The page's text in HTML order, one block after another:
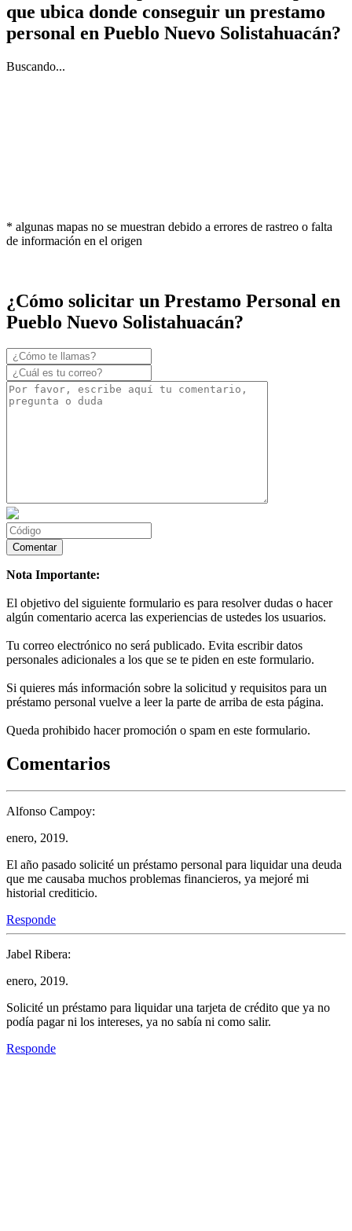
que ubica donde conseguir un prestamo
personal en Pueblo Nuevo Solistahuacán?
Buscando...
* algunas mapas no se muestran debido a errores de rastreo o falta
de información en el origen
¿Cómo solicitar un Prestamo Personal en
Pueblo Nuevo Solistahuacán?
Nota Importante:
El objetivo del siguiente formulario es para resolver dudas o hacer
algún comentario acerca las experiencias de ustedes los usuarios.
Tu correo electrónico no será publicado. Evita escribir datos
personales adicionales a los que se te piden en este formulario.
Si quieres más información sobre la solicitud y requisitos para un
préstamo personal vuelve a leer la parte de arriba de esta página.
Queda prohibido hacer promoción o spam en este formulario.
Comentarios
Alfonso Campoy:
enero, 2019.
El año pasado solicité un préstamo personal para liquidar una deuda
que me causaba muchos problemas financieros, ya mejoré mi
historial crediticio.
Responde
Jabel Ribera:
enero, 2019.
Solicité un préstamo para liquidar una tarjeta de crédito que ya no
podía pagar ni los intereses, ya no sabía ni como salir.
Responde